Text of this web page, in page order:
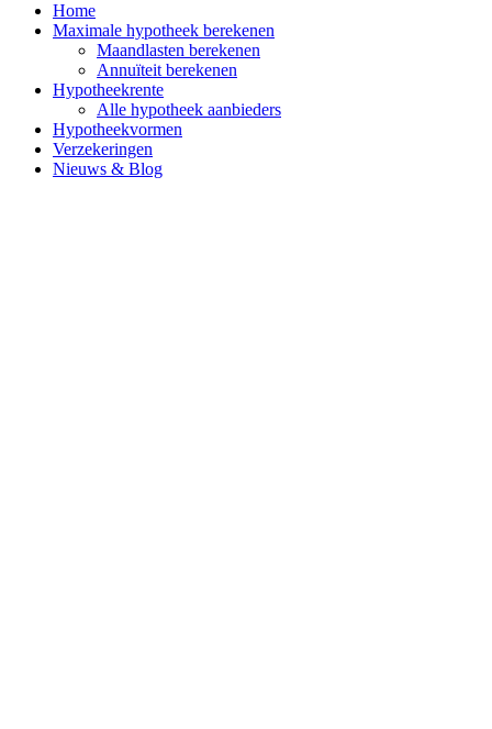
Home
Maximale hypotheek berekenen
Maandlasten berekenen
Annuïteit berekenen
Hypotheekrente
Alle hypotheek aanbieders
Hypotheekvormen
Verzekeringen
Nieuws & Blog